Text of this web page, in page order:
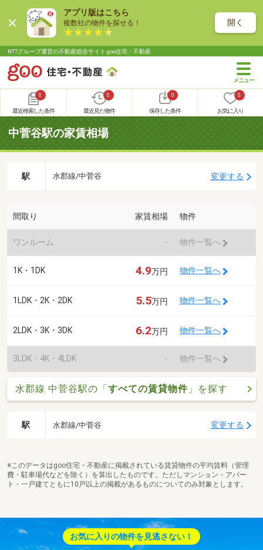
アプリ版はこちら
複数社の物件を探せる！ 開く
NTTグループ運営の不動産総合サイト goo住宅・不動産
0
最近検索した条件
0
最近見た物件
0
保存した条件
0
お気に入り
中菅谷駅の家賃相場
駅 水郡線/中菅谷 変更する
間取り 家賃相場 物件
ワンルーム - 物件一覧へ
1K・1DK 4.9万円 物件一覧へ
1LDK・2K・2DK 5.5万円 物件一覧へ
2LDK・3K・3DK 6.2万円 物件一覧へ
3LDK・4K・4LDK - 物件一覧へ
水郡線 中菅谷駅の「すべての賃貸物件 」を探す
駅 水郡線/中菅谷 変更する
※このデータはgoo住宅・不動産に掲載されている賃貸物件の平均賃料（管理
費・駐車場代などを除く）を算出したものです。ただしマンション・アパー
ト・一戸建てともに10戸以上の掲載があるものについてのみ対象とします。
お気に入りの物件を見逃さない！